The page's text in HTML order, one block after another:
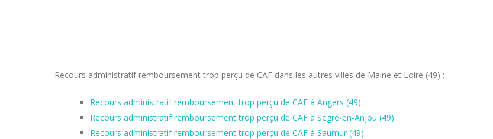
Recours administratif remboursement trop perçu de CAF dans les autres villes de Maine et Loire (49) :
Recours administratif remboursement trop perçu de CAF à Angers (49)
Recours administratif remboursement trop perçu de CAF à Segré-en-Anjou (49)
Recours administratif remboursement trop perçu de CAF à Saumur (49)